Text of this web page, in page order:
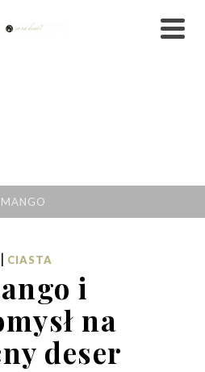
| CIASTA
i
na
deser